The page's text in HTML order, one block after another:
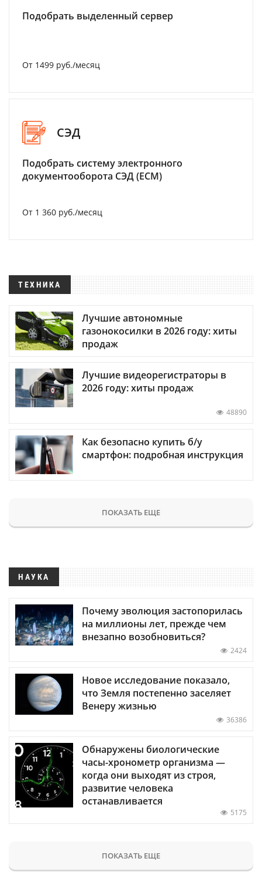
Подобрать выделенный сервер
От 1499 руб./месяц
СЭД
Подобрать систему электронного
документооборота СЭД (ECM)
От 1 360 руб./месяц
ТЕХНИКА
Лучшие автономные
газонокосилки в 2026 году: хиты
продаж
Лучшие видеорегистраторы в
2026 году: хиты продаж
48890
Как безопасно купить б/у
смартфон: подробная инструкция
ПОКАЗАТЬ ЕЩЕ
НАУКА
Почему эволюция застопорилась
на миллионы лет, прежде чем
внезапно возобновиться?
2424
Новое исследование показало,
что Земля постепенно заселяет
Венеру жизнью
36386
Обнаружены биологические
часы-хронометр организма —
когда они выходят из строя,
развитие человека
останавливается
5175
ПОКАЗАТЬ ЕЩЕ